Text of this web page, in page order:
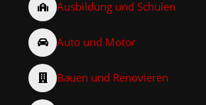
Ausbildung und Schulen
Auto und Motor
Bauen und Renovieren